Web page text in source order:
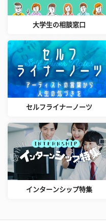
大学生の相談窓口
セルフライナーノーツ
インターンシップ特集